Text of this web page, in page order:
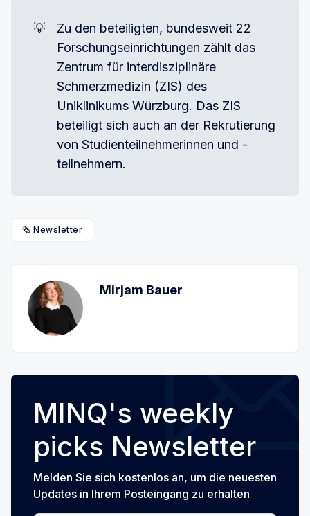
💡
Zu den beteiligten, bundesweit 22
Forschungseinrichtungen zählt das
Zentrum für interdisziplinäre
Schmerzmedizin (ZIS) des
Uniklinikums Würzburg. Das ZIS
beteiligt sich auch an der Rekrutierung
von Studienteilnehmerinnen und -
teilnehmern.
🗞️ Newsletter
Mirjam Bauer
MINQ's weekly
picks Newsletter
Melden Sie sich kostenlos an, um die neuesten
Updates in Ihrem Posteingang zu erhalten